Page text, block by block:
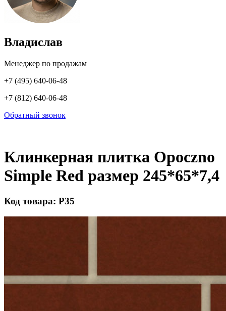
Владислав
Менеджер по продажам
+7 (495) 640-06-48
+7 (812) 640-06-48
Обратный звонок
Клинкерная плитка Opoczno
Simple Red размер 245*65*7,4
Код товара: Р35